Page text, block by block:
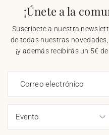
¡Únete a la
Suscríbete a nuestra
de todas nuestras
¡y además recibirás un 5€
Correo electrónico